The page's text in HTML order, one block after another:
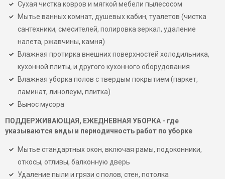
Сухая чистка ковров и мягкой мебели пылесосом
Мытье ванных комнат, душевых кабин, туалетов (чистка
сантехники, смесителей, полировка зеркал, удаление
налета, ржавчины, камня)
Влажная протирка внешних поверхностей холодильника,
кухонной плиты, и другого кухонного оборудования
Влажная уборка полов с твердым покрытием (паркет,
ламинат, линолеум, плитка)
Вынос мусора
ПОДДЕРЖИВАЮЩАЯ, ЕЖЕДНЕВНАЯ УБОРКА - где
указываются виды и периодичность работ по уборке
Мытье стандартных окон, включая рамы, подоконники,
откосы, отливы, балконную дверь
Удаление пыли и грязи с полов, стен, потолка